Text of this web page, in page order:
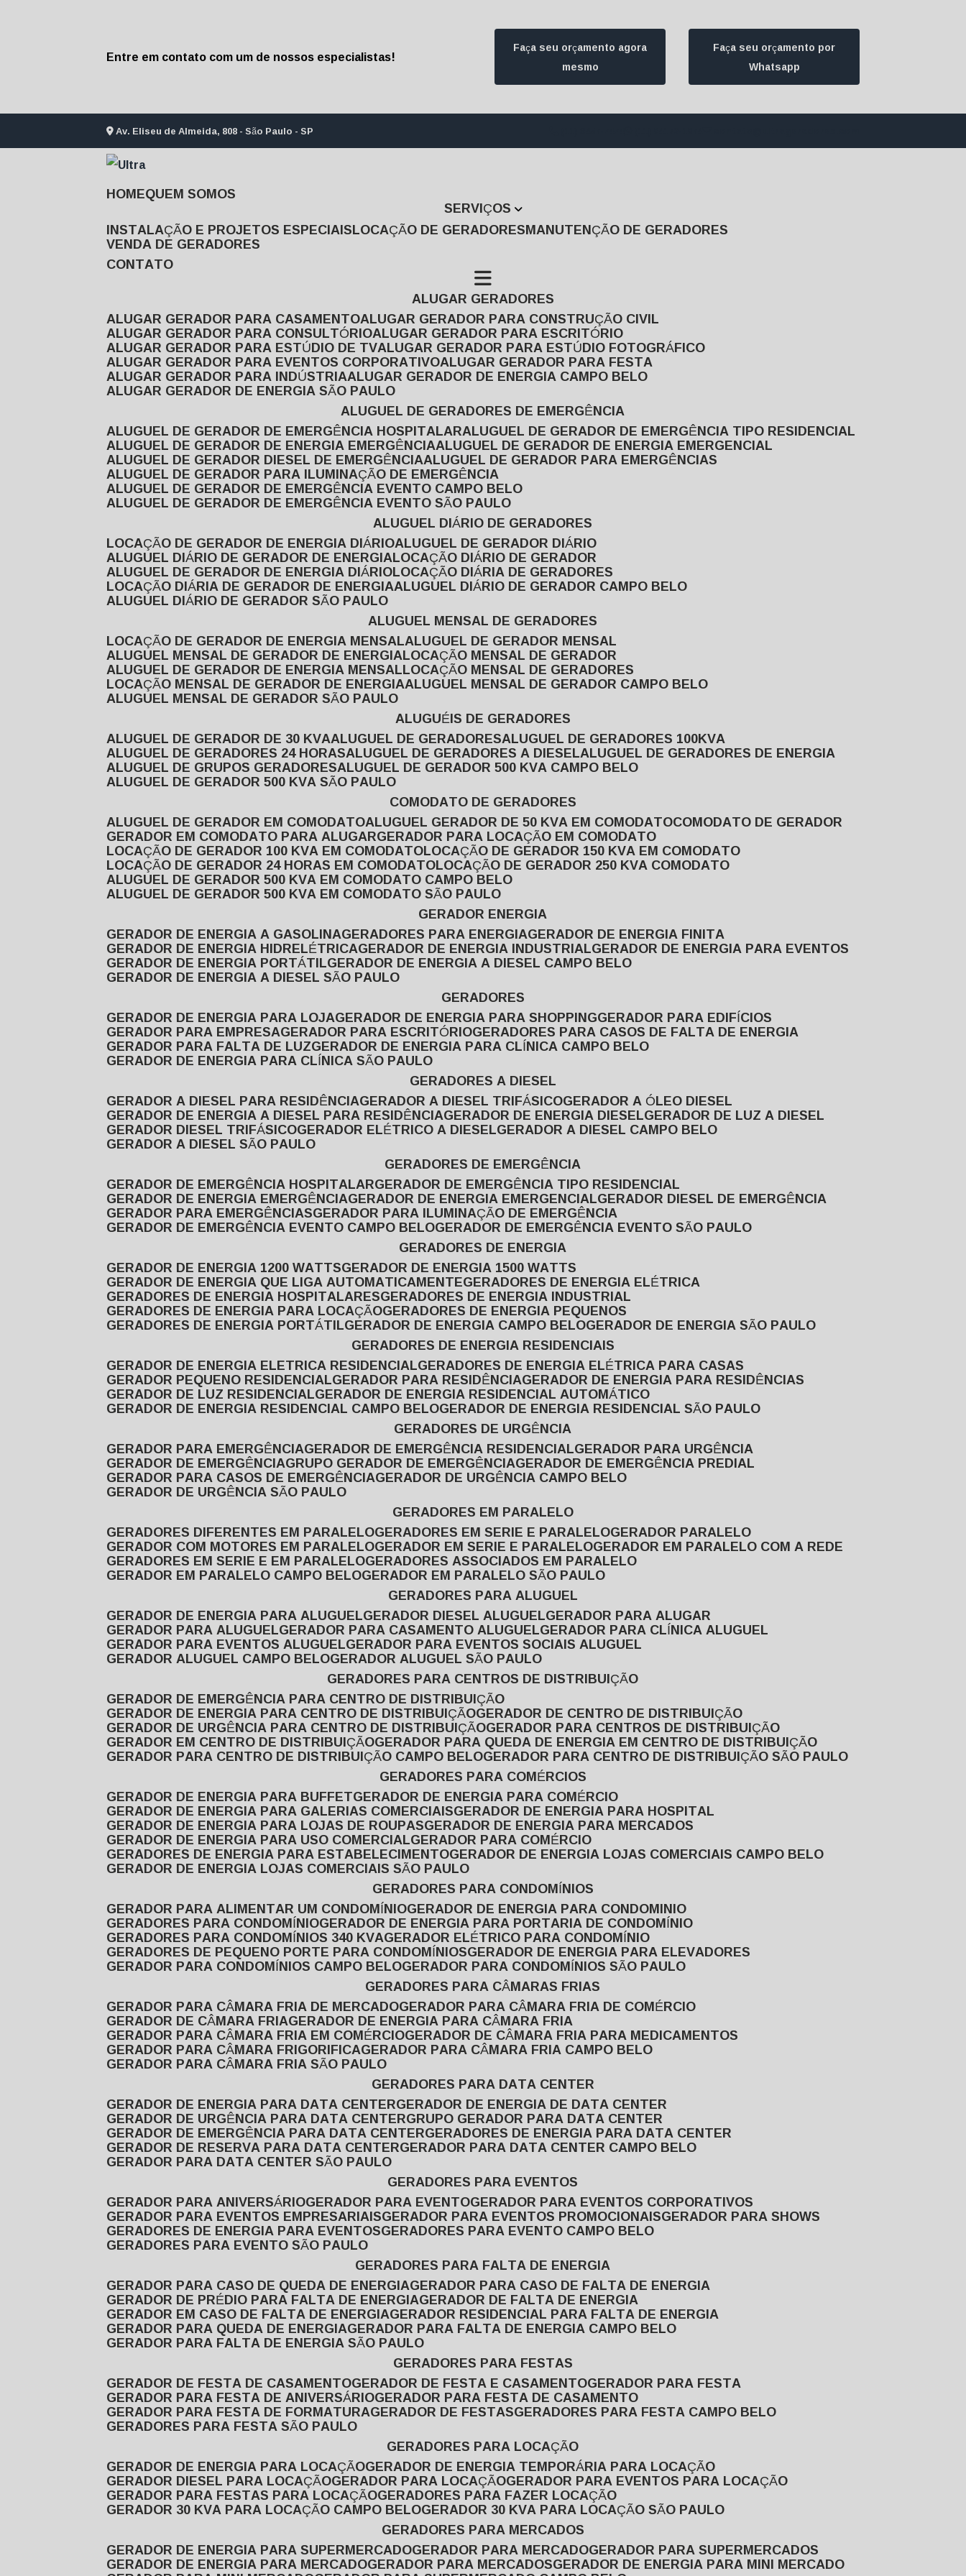
Entre em contato com um de nossos especialistas!
Faça seu orçamento agora
mesmo
Faça seu orçamento por
Whatsapp
Av. Eliseu de Almeida, 808 - São Paulo - SP
HOME QUEM SOMOS
SERVIÇOS
INSTALAÇÃO E PROJETOS ESPECIAIS LOCAÇÃO DE GERADORES MANUTENÇÃO DE GERADORES
VENDA DE GERADORES
CONTATO
ALUGAR GERADORES
ALUGAR GERADOR PARA CASAMENTO ALUGAR GERADOR PARA CONSTRUÇÃO CIVIL
ALUGAR GERADOR PARA CONSULTÓRIO ALUGAR GERADOR PARA ESCRITÓRIO
ALUGAR GERADOR PARA ESTÚDIO DE TV ALUGAR GERADOR PARA ESTÚDIO FOTOGRÁFICO
ALUGAR GERADOR PARA EVENTOS CORPORATIVO ALUGAR GERADOR PARA FESTA
ALUGAR GERADOR PARA INDÚSTRIA ALUGAR GERADOR DE ENERGIA CAMPO BELO
ALUGAR GERADOR DE ENERGIA SÃO PAULO
ALUGUEL DE GERADORES DE EMERGÊNCIA
ALUGUEL DE GERADOR DE EMERGÊNCIA HOSPITALAR ALUGUEL DE GERADOR DE EMERGÊNCIA TIPO RESIDENCIAL
ALUGUEL DE GERADOR DE ENERGIA EMERGÊNCIA ALUGUEL DE GERADOR DE ENERGIA EMERGENCIAL
ALUGUEL DE GERADOR DIESEL DE EMERGÊNCIA ALUGUEL DE GERADOR PARA EMERGÊNCIAS
ALUGUEL DE GERADOR PARA ILUMINAÇÃO DE EMERGÊNCIA
ALUGUEL DE GERADOR DE EMERGÊNCIA EVENTO CAMPO BELO
ALUGUEL DE GERADOR DE EMERGÊNCIA EVENTO SÃO PAULO
ALUGUEL DIÁRIO DE GERADORES
LOCAÇÃO DE GERADOR DE ENERGIA DIÁRIO ALUGUEL DE GERADOR DIÁRIO
ALUGUEL DIÁRIO DE GERADOR DE ENERGIA LOCAÇÃO DIÁRIO DE GERADOR
ALUGUEL DE GERADOR DE ENERGIA DIÁRIO LOCAÇÃO DIÁRIA DE GERADORES
LOCAÇÃO DIÁRIA DE GERADOR DE ENERGIA ALUGUEL DIÁRIO DE GERADOR CAMPO BELO
ALUGUEL DIÁRIO DE GERADOR SÃO PAULO
ALUGUEL MENSAL DE GERADORES
LOCAÇÃO DE GERADOR DE ENERGIA MENSAL ALUGUEL DE GERADOR MENSAL
ALUGUEL MENSAL DE GERADOR DE ENERGIA LOCAÇÃO MENSAL DE GERADOR
ALUGUEL DE GERADOR DE ENERGIA MENSAL LOCAÇÃO MENSAL DE GERADORES
LOCAÇÃO MENSAL DE GERADOR DE ENERGIA ALUGUEL MENSAL DE GERADOR CAMPO BELO
ALUGUEL MENSAL DE GERADOR SÃO PAULO
ALUGUÉIS DE GERADORES
ALUGUEL DE GERADOR DE 30 KVA ALUGUEL DE GERADORES ALUGUEL DE GERADORES 100KVA
ALUGUEL DE GERADORES 24 HORAS ALUGUEL DE GERADORES A DIESEL ALUGUEL DE GERADORES DE ENERGIA
ALUGUEL DE GRUPOS GERADORES ALUGUEL DE GERADOR 500 KVA CAMPO BELO
ALUGUEL DE GERADOR 500 KVA SÃO PAULO
COMODATO DE GERADORES
ALUGUEL DE GERADOR EM COMODATO ALUGUEL GERADOR DE 50 KVA EM COMODATO COMODATO DE GERADOR
GERADOR EM COMODATO PARA ALUGAR GERADOR PARA LOCAÇÃO EM COMODATO
LOCAÇÃO DE GERADOR 100 KVA EM COMODATO LOCAÇÃO DE GERADOR 150 KVA EM COMODATO
LOCAÇÃO DE GERADOR 24 HORAS EM COMODATO LOCAÇÃO DE GERADOR 250 KVA COMODATO
ALUGUEL DE GERADOR 500 KVA EM COMODATO CAMPO BELO
ALUGUEL DE GERADOR 500 KVA EM COMODATO SÃO PAULO
GERADOR ENERGIA
GERADOR DE ENERGIA A GASOLINA GERADORES PARA ENERGIA GERADOR DE ENERGIA FINITA
GERADOR DE ENERGIA HIDRELÉTRICA GERADOR DE ENERGIA INDUSTRIAL GERADOR DE ENERGIA PARA EVENTOS
GERADOR DE ENERGIA PORTÁTIL GERADOR DE ENERGIA A DIESEL CAMPO BELO
GERADOR DE ENERGIA A DIESEL SÃO PAULO
GERADORES
GERADOR DE ENERGIA PARA LOJA GERADOR DE ENERGIA PARA SHOPPING GERADOR PARA EDIFÍCIOS
GERADOR PARA EMPRESA GERADOR PARA ESCRITÓRIO GERADORES PARA CASOS DE FALTA DE ENERGIA
GERADOR PARA FALTA DE LUZ GERADOR DE ENERGIA PARA CLÍNICA CAMPO BELO
GERADOR DE ENERGIA PARA CLÍNICA SÃO PAULO
GERADORES A DIESEL
GERADOR A DIESEL PARA RESIDÊNCIA GERADOR A DIESEL TRIFÁSICO GERADOR A ÓLEO DIESEL
GERADOR DE ENERGIA A DIESEL PARA RESIDÊNCIA GERADOR DE ENERGIA DIESEL GERADOR DE LUZ A DIESEL
GERADOR DIESEL TRIFÁSICO GERADOR ELÉTRICO A DIESEL GERADOR A DIESEL CAMPO BELO
GERADOR A DIESEL SÃO PAULO
GERADORES DE EMERGÊNCIA
GERADOR DE EMERGÊNCIA HOSPITALAR GERADOR DE EMERGÊNCIA TIPO RESIDENCIAL
GERADOR DE ENERGIA EMERGÊNCIA GERADOR DE ENERGIA EMERGENCIAL GERADOR DIESEL DE EMERGÊNCIA
GERADOR PARA EMERGÊNCIAS GERADOR PARA ILUMINAÇÃO DE EMERGÊNCIA
GERADOR DE EMERGÊNCIA EVENTO CAMPO BELO GERADOR DE EMERGÊNCIA EVENTO SÃO PAULO
GERADORES DE ENERGIA
GERADOR DE ENERGIA 1200 WATTS GERADOR DE ENERGIA 1500 WATTS
GERADOR DE ENERGIA QUE LIGA AUTOMATICAMENTE GERADORES DE ENERGIA ELÉTRICA
GERADORES DE ENERGIA HOSPITALARES GERADORES DE ENERGIA INDUSTRIAL
GERADORES DE ENERGIA PARA LOCAÇÃO GERADORES DE ENERGIA PEQUENOS
GERADORES DE ENERGIA PORTÁTIL GERADOR DE ENERGIA CAMPO BELO GERADOR DE ENERGIA SÃO PAULO
GERADORES DE ENERGIA RESIDENCIAIS
GERADOR DE ENERGIA ELETRICA RESIDENCIAL GERADORES DE ENERGIA ELÉTRICA PARA CASAS
GERADOR PEQUENO RESIDENCIAL GERADOR PARA RESIDÊNCIA GERADOR DE ENERGIA PARA RESIDÊNCIAS
GERADOR DE LUZ RESIDENCIAL GERADOR DE ENERGIA RESIDENCIAL AUTOMÁTICO
GERADOR DE ENERGIA RESIDENCIAL CAMPO BELO GERADOR DE ENERGIA RESIDENCIAL SÃO PAULO
GERADORES DE URGÊNCIA
GERADOR PARA EMERGÊNCIA GERADOR DE EMERGÊNCIA RESIDENCIAL GERADOR PARA URGÊNCIA
GERADOR DE EMERGÊNCIA GRUPO GERADOR DE EMERGÊNCIA GERADOR DE EMERGÊNCIA PREDIAL
GERADOR PARA CASOS DE EMERGÊNCIA GERADOR DE URGÊNCIA CAMPO BELO
GERADOR DE URGÊNCIA SÃO PAULO
GERADORES EM PARALELO
GERADORES DIFERENTES EM PARALELO GERADORES EM SERIE E PARALELO GERADOR PARALELO
GERADOR COM MOTORES EM PARALELO GERADOR EM SERIE E PARALELO GERADOR EM PARALELO COM A REDE
GERADORES EM SERIE E EM PARALELO GERADORES ASSOCIADOS EM PARALELO
GERADOR EM PARALELO CAMPO BELO GERADOR EM PARALELO SÃO PAULO
GERADORES PARA ALUGUEL
GERADOR DE ENERGIA PARA ALUGUEL GERADOR DIESEL ALUGUEL GERADOR PARA ALUGAR
GERADOR PARA ALUGUEL GERADOR PARA CASAMENTO ALUGUEL GERADOR PARA CLÍNICA ALUGUEL
GERADOR PARA EVENTOS ALUGUEL GERADOR PARA EVENTOS SOCIAIS ALUGUEL
GERADOR ALUGUEL CAMPO BELO GERADOR ALUGUEL SÃO PAULO
GERADORES PARA CENTROS DE DISTRIBUIÇÃO
GERADOR DE EMERGÊNCIA PARA CENTRO DE DISTRIBUIÇÃO
GERADOR DE ENERGIA PARA CENTRO DE DISTRIBUIÇÃO GERADOR DE CENTRO DE DISTRIBUIÇÃO
GERADOR DE URGÊNCIA PARA CENTRO DE DISTRIBUIÇÃO GERADOR PARA CENTROS DE DISTRIBUIÇÃO
GERADOR EM CENTRO DE DISTRIBUIÇÃO GERADOR PARA QUEDA DE ENERGIA EM CENTRO DE DISTRIBUIÇÃO
GERADOR PARA CENTRO DE DISTRIBUIÇÃO CAMPO BELO GERADOR PARA CENTRO DE DISTRIBUIÇÃO SÃO PAULO
GERADORES PARA COMÉRCIOS
GERADOR DE ENERGIA PARA BUFFET GERADOR DE ENERGIA PARA COMÉRCIO
GERADOR DE ENERGIA PARA GALERIAS COMERCIAIS GERADOR DE ENERGIA PARA HOSPITAL
GERADOR DE ENERGIA PARA LOJAS DE ROUPAS GERADOR DE ENERGIA PARA MERCADOS
GERADOR DE ENERGIA PARA USO COMERCIAL GERADOR PARA COMÉRCIO
GERADORES DE ENERGIA PARA ESTABELECIMENTO GERADOR DE ENERGIA LOJAS COMERCIAIS CAMPO BELO
GERADOR DE ENERGIA LOJAS COMERCIAIS SÃO PAULO
GERADORES PARA CONDOMÍNIOS
GERADOR PARA ALIMENTAR UM CONDOMÍNIO GERADOR DE ENERGIA PARA CONDOMINIO
GERADORES PARA CONDOMÍNIO GERADOR DE ENERGIA PARA PORTARIA DE CONDOMÍNIO
GERADORES PARA CONDOMÍNIOS 340 KVA GERADOR ELÉTRICO PARA CONDOMÍNIO
GERADORES DE PEQUENO PORTE PARA CONDOMÍNIOS GERADOR DE ENERGIA PARA ELEVADORES
GERADOR PARA CONDOMÍNIOS CAMPO BELO GERADOR PARA CONDOMÍNIOS SÃO PAULO
GERADORES PARA CÂMARAS FRIAS
GERADOR PARA CÂMARA FRIA DE MERCADO GERADOR PARA CÂMARA FRIA DE COMÉRCIO
GERADOR DE CÂMARA FRIA GERADOR DE ENERGIA PARA CÂMARA FRIA
GERADOR PARA CÂMARA FRIA EM COMÉRCIO GERADOR DE CÂMARA FRIA PARA MEDICAMENTOS
GERADOR PARA CÂMARA FRIGORIFICA GERADOR PARA CÂMARA FRIA CAMPO BELO
GERADOR PARA CÂMARA FRIA SÃO PAULO
GERADORES PARA DATA CENTER
GERADOR DE ENERGIA PARA DATA CENTER GERADOR DE ENERGIA DE DATA CENTER
GERADOR DE URGÊNCIA PARA DATA CENTER GRUPO GERADOR PARA DATA CENTER
GERADOR DE EMERGÊNCIA PARA DATA CENTER GERADORES DE ENERGIA PARA DATA CENTER
GERADOR DE RESERVA PARA DATA CENTER GERADOR PARA DATA CENTER CAMPO BELO
GERADOR PARA DATA CENTER SÃO PAULO
GERADORES PARA EVENTOS
GERADOR PARA ANIVERSÁRIO GERADOR PARA EVENTO GERADOR PARA EVENTOS CORPORATIVOS
GERADOR PARA EVENTOS EMPRESARIAIS GERADOR PARA EVENTOS PROMOCIONAIS GERADOR PARA SHOWS
GERADORES DE ENERGIA PARA EVENTOS GERADORES PARA EVENTO CAMPO BELO
GERADORES PARA EVENTO SÃO PAULO
GERADORES PARA FALTA DE ENERGIA
GERADOR PARA CASO DE QUEDA DE ENERGIA GERADOR PARA CASO DE FALTA DE ENERGIA
GERADOR DE PRÉDIO PARA FALTA DE ENERGIA GERADOR DE FALTA DE ENERGIA
GERADOR EM CASO DE FALTA DE ENERGIA GERADOR RESIDENCIAL PARA FALTA DE ENERGIA
GERADOR PARA QUEDA DE ENERGIA GERADOR PARA FALTA DE ENERGIA CAMPO BELO
GERADOR PARA FALTA DE ENERGIA SÃO PAULO
GERADORES PARA FESTAS
GERADOR DE FESTA DE CASAMENTO GERADOR DE FESTA E CASAMENTO GERADOR PARA FESTA
GERADOR PARA FESTA DE ANIVERSÁRIO GERADOR PARA FESTA DE CASAMENTO
GERADOR PARA FESTA DE FORMATURA GERADOR DE FESTAS GERADORES PARA FESTA CAMPO BELO
GERADORES PARA FESTA SÃO PAULO
GERADORES PARA LOCAÇÃO
GERADOR DE ENERGIA PARA LOCAÇÃO GERADOR DE ENERGIA TEMPORÁRIA PARA LOCAÇÃO
GERADOR DIESEL PARA LOCAÇÃO GERADOR PARA LOCAÇÃO GERADOR PARA EVENTOS PARA LOCAÇÃO
GERADOR PARA FESTAS PARA LOCAÇÃO GERADORES PARA FAZER LOCAÇÃO
GERADOR 30 KVA PARA LOCAÇÃO CAMPO BELO GERADOR 30 KVA PARA LOCAÇÃO SÃO PAULO
GERADORES PARA MERCADOS
GERADOR DE ENERGIA PARA SUPERMERCADO GERADOR PARA MERCADO GERADOR PARA SUPERMERCADOS
GERADOR DE ENERGIA PARA MERCADO GERADOR PARA MERCADOS GERADOR DE ENERGIA PARA MINI MERCADO